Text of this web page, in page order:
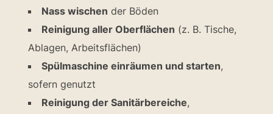
Nass wischen der Böden
Reinigung aller Oberflächen (z. B. Tische,
Ablagen, Arbeitsflächen)
Spülmaschine einräumen und starten,
sofern genutzt
Reinigung der Sanitärbereiche,